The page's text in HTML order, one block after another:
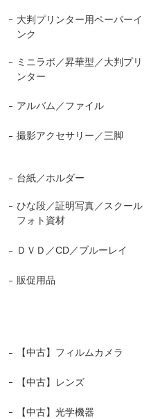
大判プリンター用ペーパーイ
ンク
ミニラボ／昇華型／大判プリ
ンター
アルバム／ファイル
撮影アクセサリー／三脚
台紙／ホルダー
ひな段／証明写真／スクール
フォト資材
ＤＶＤ／CD／ブルーレイ
販促用品
【中古】フィルムカメラ
【中古】レンズ
【中古】光学機器